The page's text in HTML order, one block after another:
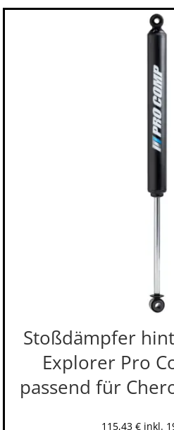
Stoßdämpfer
Explorer Pro
passend für
115,43 € inkl.